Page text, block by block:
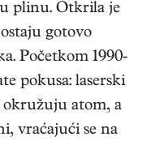
plinu. Otkrila je
gotovo
Početkom 1990-
pokusa: laserski
atom, a
vraćajući se na